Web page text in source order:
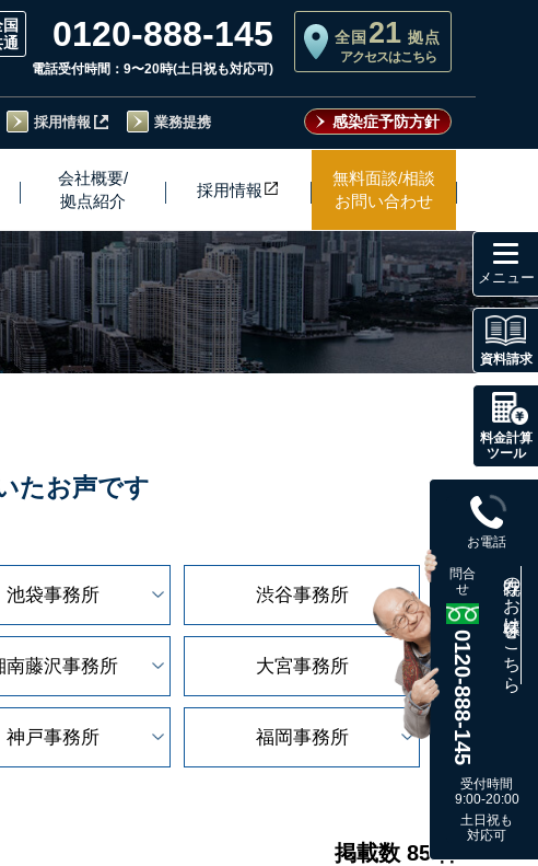
0120-888-145
電話受付時間：9〜20時(土日祝も対応可)
全国 21 拠点
アクセスはこちら
採用情報 業務提携 感染症予防方針
会社概要/
拠点紹介
採用情報
無料面談/相談
お問い合わせ
たお声です
池袋事務所 渋谷事務所
南藤沢事務所 大宮事務所
神戸事務所 福岡事務所
掲載数 85 件
資料請求
料金計算
ツール
お電話
問合
せ
0120-888-145
既存のお客様はこちら
受付時間
9:00-20:00
土日祝も
対応可